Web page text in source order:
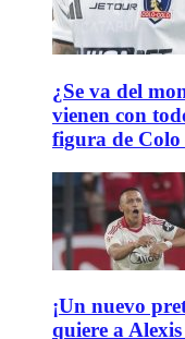
¿Se va del
vienen con
figura de Colo
¡Un nuevo
quiere a